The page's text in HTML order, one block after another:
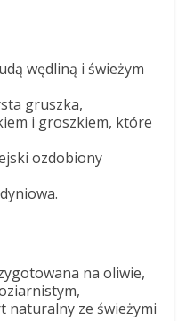
wędliną i świeżym
gruszka,
i groszkiem, które
ozdobiony
na oliwie,
naturalny ze świeżymi